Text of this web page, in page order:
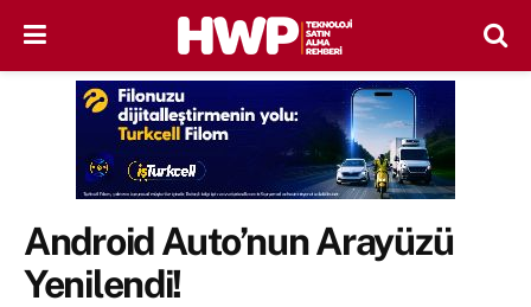
Android Auto’nun Arayüzü
Yenilendi!